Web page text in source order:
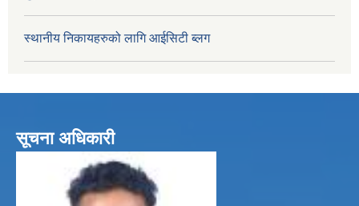
स्थानीय निकायहरुको लागि आईसिटी ब्लग
सूचना अधिकारी